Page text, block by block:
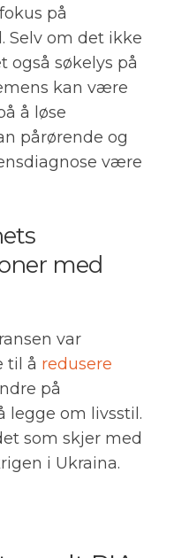
på
Selv om det ikke
også søkelys på
kan være
å løse
pårørende og
være
med
var
til å redusere
på
legge om livsstil.
som skjer med
i Ukraina.